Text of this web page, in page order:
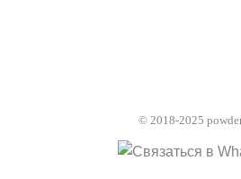
© 2018-2025